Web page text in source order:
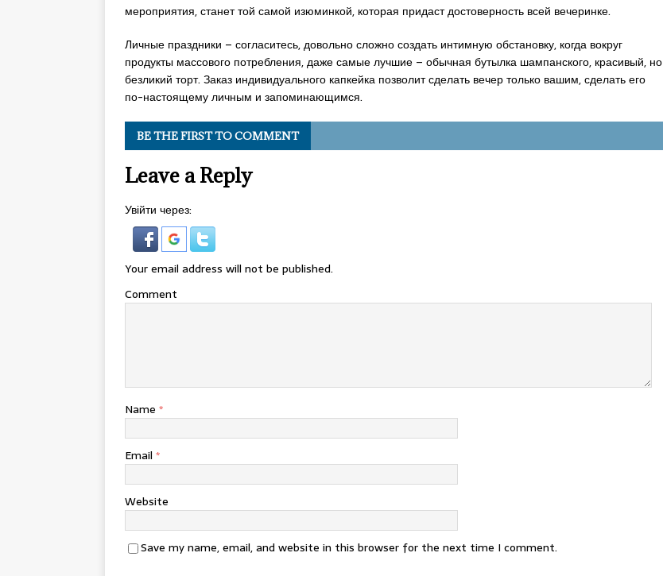
мероприятия, станет той самой изюминкой, которая придаст достоверность всей вечеринке.
Личные праздники – согласитесь, довольно сложно создать интимную обстановку, когда вокруг
продукты массового потребления, даже самые лучшие – обычная бутылка шампанского, красивый, но
безликий торт. Заказ индивидуального капкейка позволит сделать вечер только вашим, сделать его
по-настоящему личным и запоминающимся.
BE THE FIRST TO COMMENT
Leave a Reply
Увійти через:
Your email address will not be published.
Comment
Name *
Email *
Website
Save my name, email, and website in this browser for the next time I comment.